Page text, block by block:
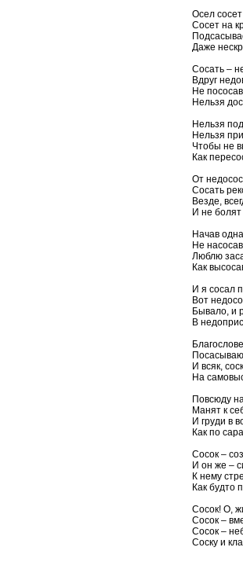
Осел
Сосет на
Даже
Сосать –
Вдруг
Не
Нельзя
Нельзя
Нельзя
Чтобы не
Как
От
Сосать
Везде,
И не
Начав
Не
Люблю
Как
И я сосал
Вот
Бывало, и
В
И всяк,
На
Повсюду
Манят к
И груди в
Как по
Сосок –
И он же –
К нему
Как будто
Сосок! О,
Сосок –
Сосок –
Соску и